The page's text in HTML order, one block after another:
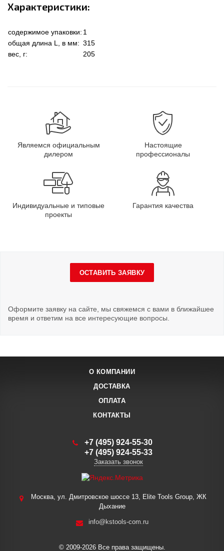
Характеристики:
содержимое упаковки: 1
общая длина L, в мм: 315
вес, г:
205
Являемся официальным
дилером
Настоящие
профессионалы
Индивидуальные и типовые
проекты
Гарантия качества
ОСТАВИТЬ ЗАЯВКУ
Оформите заявку на сайте, мы свяжемся с вами в ближайшее
время и ответим на все интересующие вопросы.
О КОМПАНИИ
ДОСТАВКА
ОПЛАТА
КОНТАКТЫ
+7 (495) 924-55-30
+7 (495) 924-55-33
Заказать звонок
Москва, ул. Дмитровское шоссе 13, Elite Tools Group, ЖК
Дыхание
info@kstools-com.ru
© 2009-2026 Все права защищены.